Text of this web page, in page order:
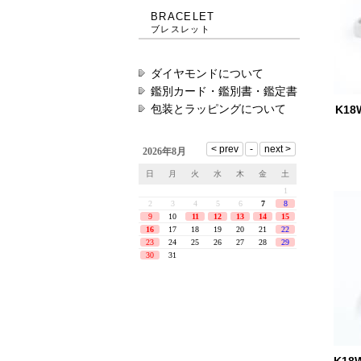
BRACELET
ブレスレット
ダイヤモンドについて
鑑別カード・鑑別書・鑑定書
包装とラッピングについて